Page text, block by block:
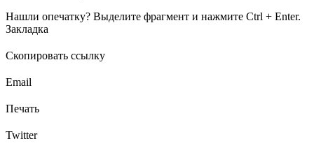
Нашли опечатку? Выделите фрагмент и нажмите Ctrl + Enter.
Закладка
Скопировать ссылку
Email
Печать
Twitter